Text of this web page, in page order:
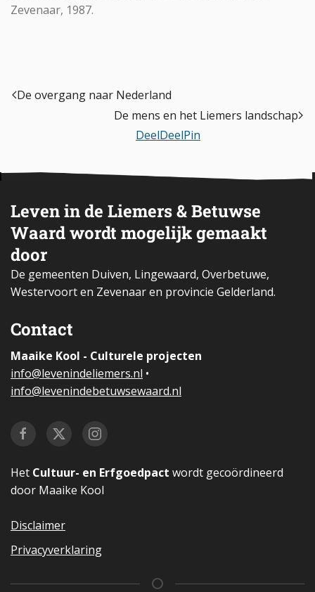
Zevenaar, 1987.
De overgang naar Nederland
De mens en het Liemers landschap
DeelDeelPin
Leven in de Liemers & Betuwse
Waard wordt mogelijk gemaakt
door
De gemeenten Duiven, Lingewaard, Overbetuwe,
Westervoort en Zevenaar en provincie Gelderland.
Contact
Maaike Kool - Culturele projecten
info@levenindeliemers.nl •
info@levenindebetuwsewaard.nl
Het Cultuur- en Erfgoedpact wordt gecoördineerd
door Maaike Kool
Disclaimer
Privacyverklaring